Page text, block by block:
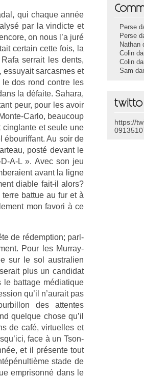
qui chaque année
par la vin­dicte et
on nous l’a juré
cer­tain cette fois, la
ser­rait les dents,
es­suyait sar­casmes et
le dos rond con­tre les
la défaite. Sahara,
peur, pour les avoir
Carlo, be­aucoup
cinglan­te et seule une
ébourif­fant. Au soir de
posté de­vant le
A-L ». Avec son jeu
avant la ligne
di­able fait-il alors?
bat­tue au fur et à
mon favori à ce
de rédemp­tion; parl­
Pour les Murray-
sur le sol australi­en
plus un can­didat
bat­tage médiatique
qu’il n’aurait pas
des at­tentes
quel­que chose qu’il
de café, vir­tuel­les et
face à un Tson­
et il présente tout
stade de
em­prisonné dans le
Perse
Perse
Nathan
Colin
Colin
Sam
https://